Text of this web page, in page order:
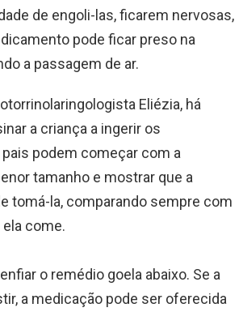
de engoli-las, ficarem nervosas,
pode ficar preso na
a passagem de ar.
Eliézia, há
a criança a ingerir os
podem começar com a
tamanho e mostrar que a
tomá-la, comparando sempre com
come.
o remédio goela abaixo. Se a
a medicação pode ser oferecida